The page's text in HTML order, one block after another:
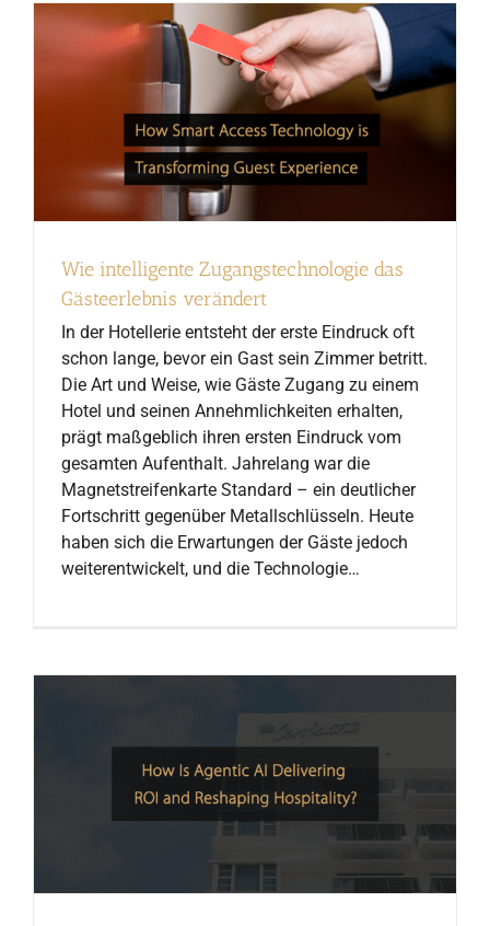
Wie intelligente Zugangstechnologie das
Gästeerlebnis verändert
In der Hotellerie entsteht der erste Eindruck oft
schon lange, bevor ein Gast sein Zimmer betritt.
Die Art und Weise, wie Gäste Zugang zu einem
Hotel und seinen Annehmlichkeiten erhalten,
prägt maßgeblich ihren ersten Eindruck vom
gesamten Aufenthalt. Jahrelang war die
Magnetstreifenkarte Standard – ein deutlicher
Fortschritt gegenüber Metallschlüsseln. Heute
haben sich die Erwartungen der Gäste jedoch
weiterentwickelt, und die Technologie…